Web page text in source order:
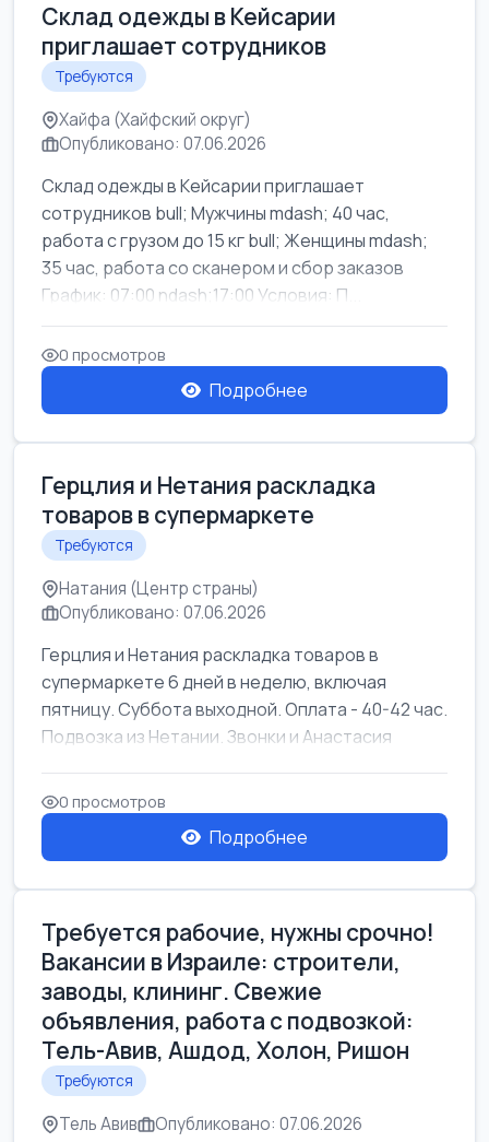
Склад одежды в Кейсарии
приглашает сотрудников
Требуются
Хайфа (Хайфский округ)
Опубликовано: 07.06.2026
Склад одежды в Кейсарии приглашает
сотрудников bull; Мужчины mdash; 40 час,
работа с грузом до 15 кг bull; Женщины mdash;
35 час, работа со сканером и сбор заказов
График: 07:00 ndash;17:00 Условия: П...
0 просмотров
Подробнее
Герцлия и Нетания раскладка
товаров в супермаркете
Требуются
Натания (Центр страны)
Опубликовано: 07.06.2026
Герцлия и Нетания раскладка товаров в
супермаркете 6 дней в неделю, включая
пятницу. Суббота выходной. Оплата - 40-42 час.
Подвозка из Нетании. Звонки и Анастасия
0 просмотров
Подробнее
Требуется рабочие, нужны срочно!
Вакансии в Израиле: строители,
заводы, клининг. Свежие
объявления, работа с подвозкой:
Тель-Авив, Ашдод, Холон, Ришон
Требуются
Тель Авив Опубликовано: 07.06.2026